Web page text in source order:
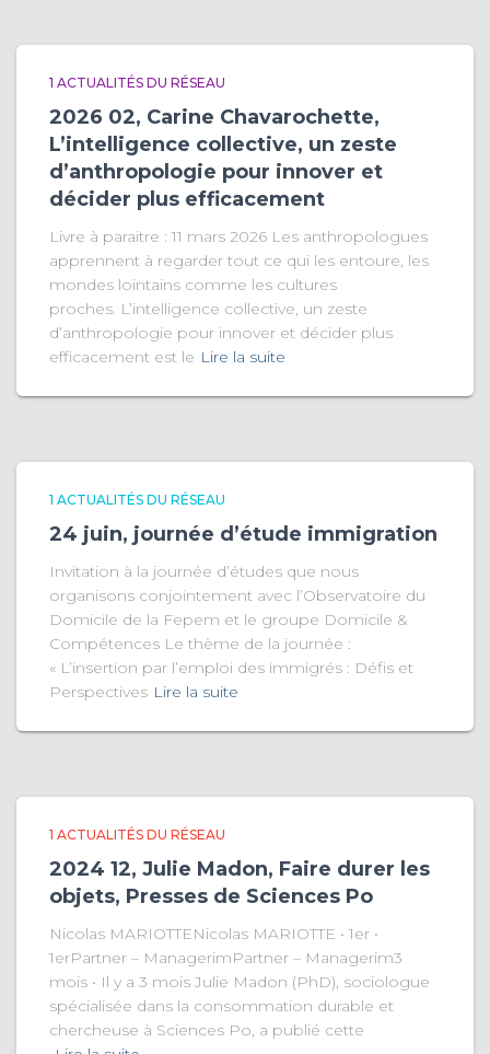
1 ACTUALITÉS DU RÉSEAU
2026 02, Carine Chavarochette,
L’intelligence collective, un zeste
d’anthropologie pour innover et
décider plus efficacement
Livre à paraitre : 11 mars 2026 Les anthropologues
apprennent à regarder tout ce qui les entoure, les
mondes lointains comme les cultures
proches. L’intelligence collective, un zeste
d’anthropologie pour innover et décider plus
efficacement est le Lire la suite
1 ACTUALITÉS DU RÉSEAU
24 juin, journée d’étude immigration
Invitation à la journée d’études que nous
organisons conjointement avec l’Observatoire du
Domicile de la Fepem et le groupe Domicile &
Compétences Le thème de la journée :
« L’insertion par l’emploi des immigrés : Défis et
Perspectives Lire la suite
1 ACTUALITÉS DU RÉSEAU
2024 12, Julie Madon, Faire durer les
objets, Presses de Sciences Po
Nicolas MARIOTTENicolas MARIOTTE • 1er •
1erPartner – ManagerimPartner – Managerim3
mois • Il y a 3 mois Julie Madon (PhD), sociologue
spécialisée dans la consommation durable et
chercheuse à Sciences Po, a publié cette